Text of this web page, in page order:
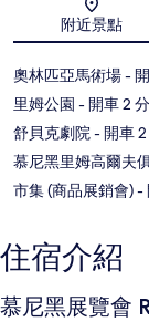
附近景點
奧林匹亞馬術場-
里姆公園 - 開車 2
舒貝克劇院- 開車
慕尼黑里姆高爾夫
市集 (商品展銷會)-
住宿介紹
慕尼黑展覽會